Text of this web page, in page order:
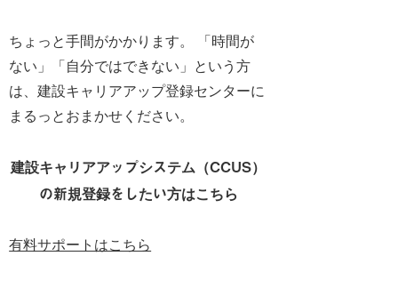
ちょっと手間がかかります。 「時間が
ない」「自分ではできない」という方
は、建設キャリアアップ登録センターに
まるっとおまかせください。
建設キャリアアップシステム（CCUS）
の新規登録をしたい方はこちら
有料サポートはこちら